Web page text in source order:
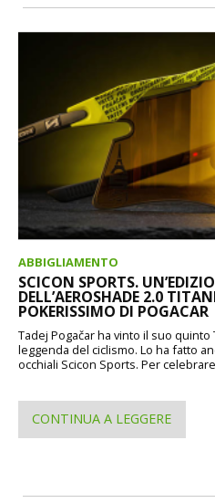
ABBIGLIAMENTO
SCICON SPORTS.
DELL’AEROSHADE 2.0
POKERISSIMO DI POGACAR
Tadej Pogačar ha vinto il suo
leggenda del ciclismo. Lo ha fatto
occhiali Scicon Sports. Per
CONTINUA A LEGGERE